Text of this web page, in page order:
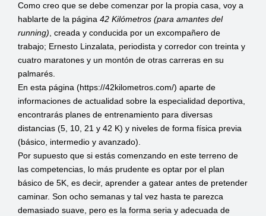
Como creo que se debe comenzar por la propia casa, voy a
hablarte de la página 42 Kilómetros (para amantes del
running) , creada y conducida por un excompañero de
trabajo; Ernesto Linzalata, periodista y corredor con treinta y
cuatro maratones y un montón de otras carreras en su
palmarés.
En esta página (https://42kilometros.com/) aparte de
informaciones de actualidad sobre la especialidad deportiva,
encontrarás planes de entrenamiento para diversas
distancias (5, 10, 21 y 42 K) y niveles de forma física previa
(básico, intermedio y avanzado).
Por supuesto que si estás comenzando en este terreno de
las competencias, lo más prudente es optar por el plan
básico de 5K, es decir, aprender a gatear antes de pretender
caminar. Son ocho semanas y tal vez hasta te parezca
demasiado suave, pero es la forma seria y adecuada de